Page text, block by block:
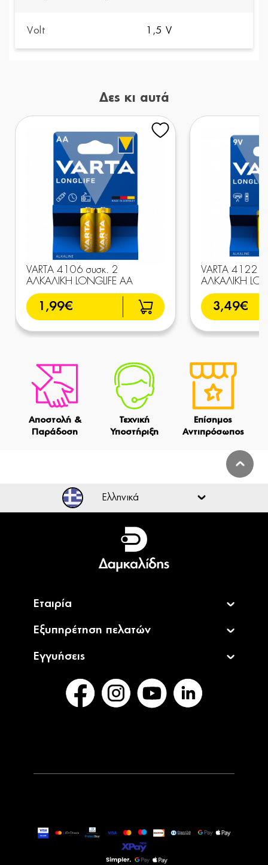
Volt 1,5 V
Δες κι αυτά
VARTA 4106 συσκ. 2
AΛΚΑΛΙΚΗ LONGLIFE AA
1,99€
VARTA 4122
AΛΚΑΛΙΚΗ
3,49€
Αποστολή &
Παράδοση
Τεχνική
Υποστήριξη
Επίσημος
Αντιπρόσωπος
Ελληνικά
Ελληνικά
English
Εταιρία
Εξυπηρέτηση πελατών
Εγγυήσεις